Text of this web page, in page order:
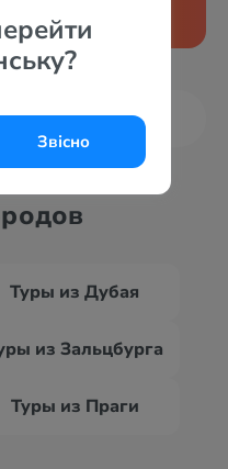
Звісно
Туры из Дубая
из Зальцбурга
Туры из Праги